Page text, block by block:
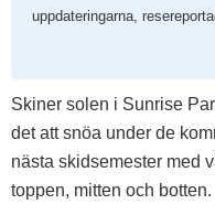
uppdateringarna,
Skiner solen i Sunrise
det att snöa under de
nästa skidsemester med
toppen, mitten och botten.